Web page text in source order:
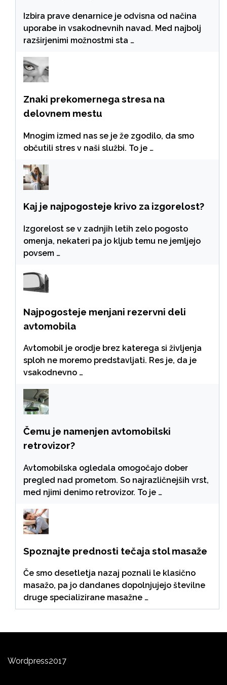
Izbira prave denarnice je odvisna od načina
uporabe in vsakodnevnih navad. Med najbolj
razširjenimi možnostmi sta …
Znaki prekomernega stresa na
delovnem mestu
Mnogim izmed nas se je že zgodilo, da smo
občutili stres v naši službi. To je …
Kaj je najpogosteje krivo za izgorelost?
Izgorelost se v zadnjih letih zelo pogosto
omenja, nekateri pa jo kljub temu ne jemljejo
povsem …
Najpogosteje menjani rezervni deli
avtomobila
Avtomobil je orodje brez katerega si življenja
sploh ne moremo predstavljati. Res je, da je
vsakodnevno …
Čemu je namenjen avtomobilski
retrovizor?
Avtomobilska ogledala omogočajo dober
pregled nad prometom. So najrazličnejših vrst,
med njimi denimo retrovizor. To je …
Spoznajte prednosti tečaja stol masaže
Če smo desetletja nazaj poznali le klasično
masažo, pa jo dandanes dopolnjujejo številne
druge specializirane masažne …
Wordpress2017